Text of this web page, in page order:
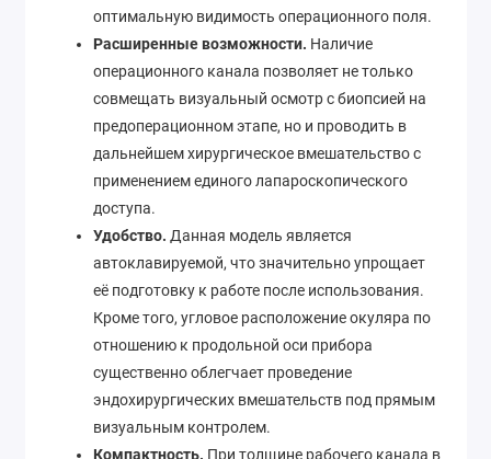
оптимальную видимость операционного поля.
Расширенные возможности. Наличие
операционного канала позволяет не только
совмещать визуальный осмотр с биопсией на
предоперационном этапе, но и проводить в
дальнейшем хирургическое вмешательство с
применением единого лапароскопического
доступа.
Удобство. Данная модель является
автоклавируемой, что значительно упрощает
её подготовку к работе после использования.
Кроме того, угловое расположение окуляра по
отношению к продольной оси прибора
существенно облегчает проведение
эндохирургических вмешательств под прямым
визуальным контролем.
Компактность. При толщине рабочего канала в